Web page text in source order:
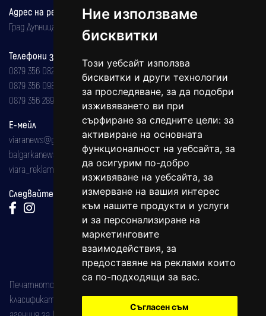
Ние използваме
бисквитки
Този уебсайт използва
бисквитки и други технологии
за проследяване, за да подобри
изживяването ви при
сърфиране за следните цели: за
активиране на основната
функционалност на уебсайта, за
да осигурим по-добро
изживяване на уебсайта, за
измерване на вашия интерес
към нашите продукти и услуги
и за персонализиране на
маркетинговите
взаимодействия, за
предоставяне на реклами които
са по-подходящи за вас.
Съгласен съм
Адрес на редакцията
Град Дупница, ул.''Христо Ботев" 43
Телефони за реклама и абонаменти
0879 356 082
0879 356 098
0879 356 289
Е-мейл
viaranews@gmail.com
balgarkanews@gmail.com
viara_reklama@mail.bg
Следвайте ни:
Печатното издание на вестника е регистрирано в националния
класификатор на печатните издания (Българска национална